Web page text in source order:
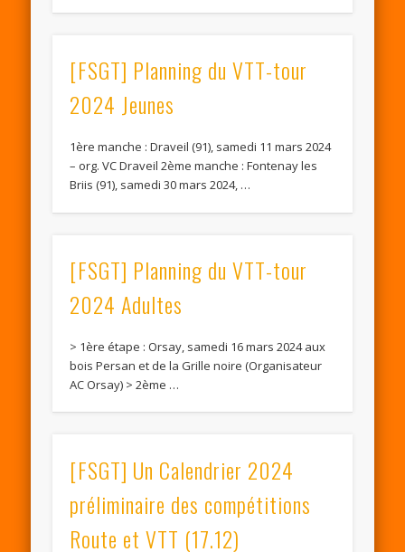
[FSGT] Planning du VTT-tour
2024 Jeunes
1ère manche : ​Draveil (91), samedi 11 mars 2024
– ​org. VC Draveil ​2ème manche : ​Fontenay les
Briis (91), samedi 30 mars 2024, …
[FSGT] Planning du VTT-tour
2024 Adultes
> 1ère étape : Orsay, samedi 16 mars 2024 aux
bois Persan et de la Grille noire (​​Organisateur
AC Orsay) ​> 2ème …
[FSGT] Un Calendrier 2024
préliminaire des compétitions
Route et VTT (17.12)